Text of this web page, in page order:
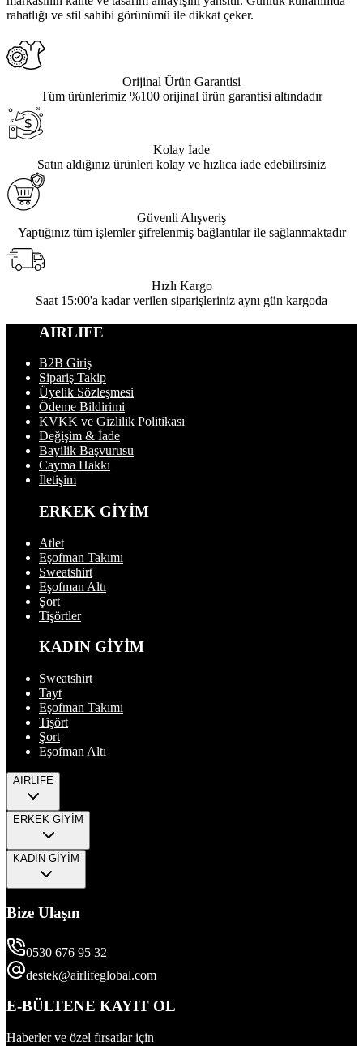
rahatlığı ve stil sahibi görünümü ile dikkat çeker.
Orijinal Ürün Garantisi
Tüm ürünlerimiz %100 orijinal ürün garantisi altındadır
Kolay İade
Satın aldığınız ürünleri kolay ve hızlıca iade edebilirsiniz
Güvenli Alışveriş
Yaptığınız tüm işlemler şifrelenmiş bağlantılar ile sağlanmaktadır
Hızlı Kargo
Saat 15:00'a kadar verilen siparişleriniz aynı gün kargoda
AIRLIFE
B2B Giriş
Sipariş Takip
Üyelik Sözleşmesi
Ödeme Bildirimi
KVKK ve Gizlilik Politikası
Değişim & İade
Bayilik Başvurusu
Cayma Hakkı
İletişim
ERKEK GİYİM
Atlet
Eşofman Takımı
Sweatshirt
Eşofman Altı
Şort
Tişörtler
KADIN GİYİM
Sweatshirt
Tayt
Eşofman Takımı
Tişört
Şort
Eşofman Altı
AIRLIFE
ERKEK GİYİM
KADIN GİYİM
Bize Ulaşın
0530 676 95 32
destek@airlifeglobal.com
E-BÜLTENE KAYIT OL
Haberler ve özel fırsatlar için